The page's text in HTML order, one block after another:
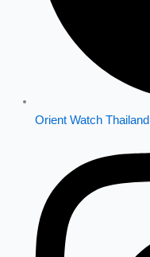
Orient Watch Thailand